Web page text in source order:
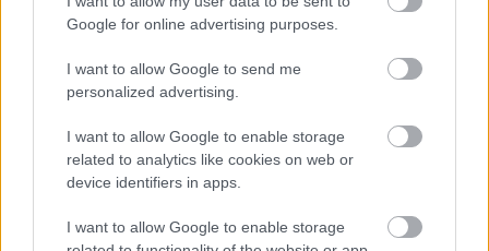
Google for online advertising purposes.
I want to allow Google to send me
personalized advertising.
I want to allow Google to enable storage
related to analytics like cookies on web or
device identifiers in apps.
I want to allow Google to enable storage
Holnap este végleg leáll a
FeriMC, Gyurcsány Ferenc
Minecraft szervere
2025 június 8. 17:01